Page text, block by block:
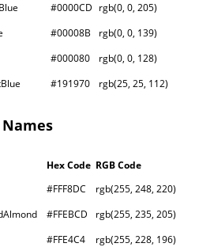
#0000CD rgb(0, 0, 205)
#00008B
rgb(0, 0, 139)
#000080
rgb(0, 0, 128)
#191970 rgb(25, 25, 112)
Hex Code RGB Code
#FFF8DC
rgb(255, 248, 220)
#FFEBCD
rgb(255, 235, 205)
#FFE4C4
rgb(255, 228, 196)